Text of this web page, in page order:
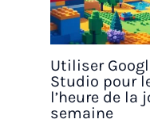
Utiliser
Studio pour
l’heure de la
semaine